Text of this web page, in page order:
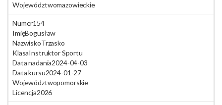
Województwomazowieckie
Numer154
ImięBogusław
NazwiskoTrzasko
KlasaInstruktor Sportu
Data nadania2024-04-03
Data kursu2024-01-27
Województwopomorskie
Licencja2026